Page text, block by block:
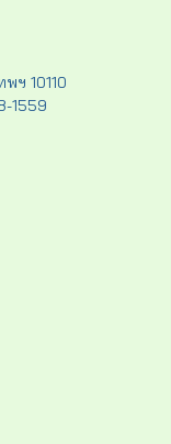
ฯ 10110
1559